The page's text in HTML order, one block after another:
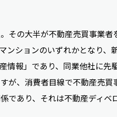
その大半が不動産売買事業者
ンションのいずれかとなり、
情報」であり、同業他社に先
が、消費者目線で不動産売買
であり、それは不動産ディベ